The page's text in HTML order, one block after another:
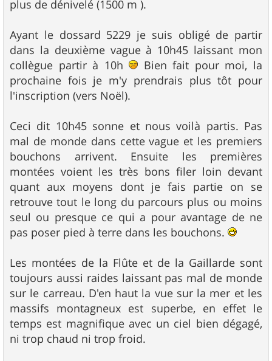
plus de dénivelé (1500 m ).
Ayant le dossard 5229 je suis obligé de partir
dans la deuxième vague à 10h45 laissant mon
collègue partir à 10h
Bien fait pour moi, la
prochaine fois je m'y prendrais plus tôt pour
l'inscription (vers Noël).
Ceci dit 10h45 sonne et nous voilà partis. Pas
mal de monde dans cette vague et les premiers
bouchons arrivent. Ensuite les premières
montées voient les très bons filer loin devant
quant aux moyens dont je fais partie on se
retrouve tout le long du parcours plus ou moins
seul ou presque ce qui a pour avantage de ne
pas poser pied à terre dans les bouchons.
Les montées de la Flûte et de la Gaillarde sont
toujours aussi raides laissant pas mal de monde
sur le carreau. D'en haut la vue sur la mer et les
massifs montagneux est superbe, en effet le
temps est magnifique avec un ciel bien dégagé,
ni trop chaud ni trop froid.